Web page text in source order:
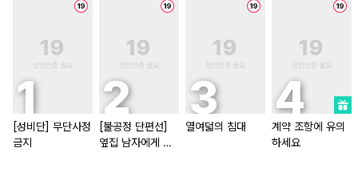
[성비단] 무단사정
금지
[불공정 단편선]
옆집 남자에게 잘
열여덟의 침대
계약 조항에 유의
하세요